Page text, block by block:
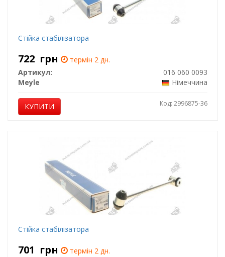
Стійка стабілізатора
722 грн
термін 2 дн.
Артикул:
016 060 0093
Meyle
Німеччина
КУПИТИ Код: 2996875-36
Стійка стабілізатора
701 грн
термін 2 дн.